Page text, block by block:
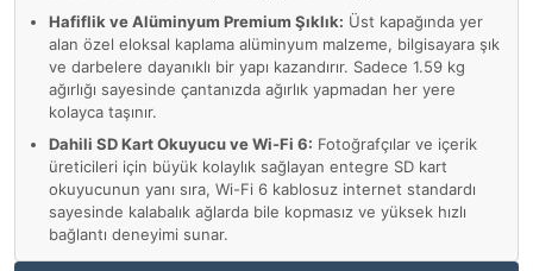
Hafiflik ve Alüminyum Premium Şıklık: Üst kapağında yer
alan özel eloksal kaplama alüminyum malzeme, bilgisayara şık
ve darbelere dayanıklı bir yapı kazandırır. Sadece 1.59 kg
ağırlığı sayesinde çantanızda ağırlık yapmadan her yere
kolayca taşınır.
Dahili SD Kart Okuyucu ve Wi-Fi 6: Fotoğrafçılar ve içerik
üreticileri için büyük kolaylık sağlayan entegre SD kart
okuyucunun yanı sıra, Wi-Fi 6 kablosuz internet standardı
sayesinde kalabalık ağlarda bile kopmasız ve yüksek hızlı
bağlantı deneyimi sunar.